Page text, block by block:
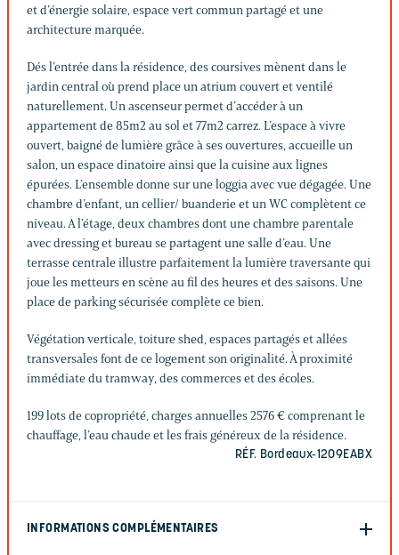
et d’énergie solaire, espace vert commun partagé et une
architecture marquée.
Dés l’entrée dans la résidence, des coursives mènent dans le
jardin central où prend place un atrium couvert et ventilé
naturellement. Un ascenseur permet d’accéder à un
appartement de 85m2 au sol et 77m2 carrez. L’espace à vivre
ouvert, baigné de lumière grâce à ses ouvertures, accueille un
salon, un espace dinatoire ainsi que la cuisine aux lignes
épurées. L’ensemble donne sur une loggia avec vue dégagée. Une
chambre d’enfant, un cellier/ buanderie et un WC complètent ce
niveau. A l’étage, deux chambres dont une chambre parentale
avec dressing et bureau se partagent une salle d’eau. Une
terrasse centrale illustre parfaitement la lumière traversante qui
joue les metteurs en scène au fil des heures et des saisons. Une
place de parking sécurisée complète ce bien.
Végétation verticale, toiture shed, espaces partagés et allées
transversales font de ce logement son originalité. À proximité
immédiate du tramway, des commerces et des écoles.
199 lots de copropriété, charges annuelles 2576 € comprenant le
chauffage, l’eau chaude et les frais généreux de la résidence.
RÉF. Bordeaux-1209EABX
INFORMATIONS COMPLÉMENTAIRES